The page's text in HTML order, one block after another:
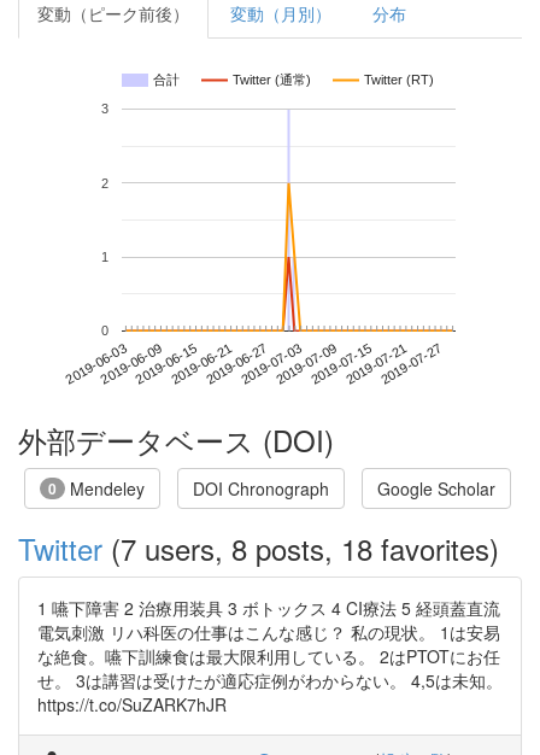
変動（ピーク前後） 変動（月別） 分布
合計 Twitter (通常) Twitter (RT)
2019-06-032019-06-092019-06-152019-06-212019-06-272019-07-032019-07-092019-07-152019-07-212019-07-27
0
1
2
3
外部データベース (DOI)
0 Mendeley DOI Chronograph Google Scholar
Twitter (7 users, 8 posts, 18 favorites)
1 嚥下障害 2 治療用装具 3 ボトックス 4 CI療法 5 経頭蓋直流
電気刺激 リハ科医の仕事はこんな感じ？ 私の現状。 1は安易
な絶食。嚥下訓練食は最大限利用している。 2はPTOTにお任
せ。 3は講習は受けたが適応症例がわからない。 4,5は未知。
https://t.co/SuZARK7hJR